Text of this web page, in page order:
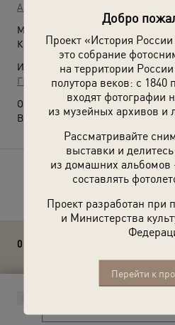
Добро
Проект «История
это собрание
на территории
полутора веков: с 1840
входят фотографии
из музейных архивов и
Рассматривайте
выставки и
из домашних альбомов
составлять
Проект разработан при
и Министерства
Перейти к
Александр Живаго
Место съемки:
Крым, пос. Гурзуф
Источники:
ГМИИ им. А. С. Пушкина
О фотографии:
Выставка «Архив доктора
Расскажите
0 комментариев